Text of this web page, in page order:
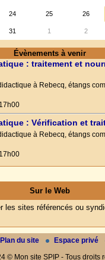
24 25 26
31 1 2
Évènements à venir
: traitement et
à Rebecq, étangs
: Vérification et
à Rebecq, étangs
Sur le Web
les sites référencés ou
Plan du site
Espace privé
© Mon site SPIP - Tous droits